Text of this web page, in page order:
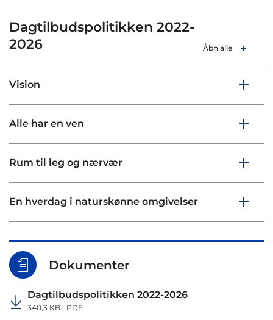
Dagtilbudspolitikken 2022-
2026
Åbn alle
Vision
Alle har en ven
Rum til leg og nærvær
En hverdag i naturskønne omgivelser
Dokumenter
Dagtilbudspolitikken 2022-2026
340,3 KB PDF